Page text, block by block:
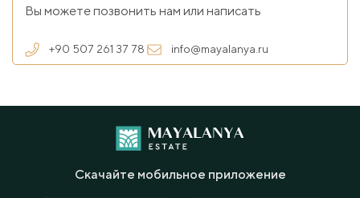
Вы можете позвонить нам или написать
+90 507 261 37 78 info@mayalanya.ru
Скачайте мобильное приложение